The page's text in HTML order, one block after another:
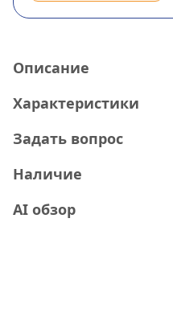
Описание
Характеристики
Задать вопрос
Наличие
AI обзор